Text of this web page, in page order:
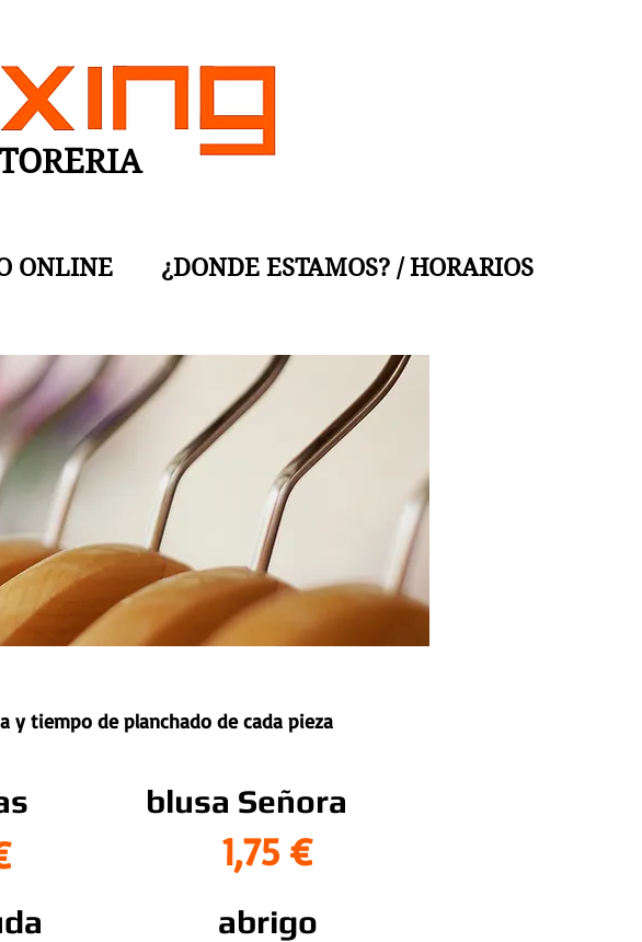
ONLINE ¿DONDE ESTAMOS? / HORARIOS
y tiempo de planchado de cada pieza
blusa Señora
1,75 €
abrigo